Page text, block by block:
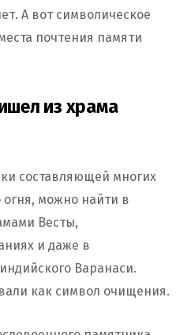
А вот символическое
почтения памяти
из храма
составляющей многих
можно найти в
Весты,
и даже в
Варанаси.
как символ очищения.